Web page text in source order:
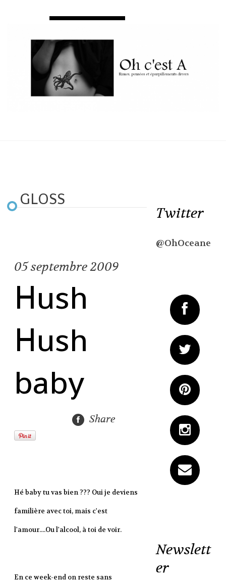
GLOSS
05septembre 2009
Hush
Hush
baby
Share
Hé baby tu vas bien ??? Oui je deviens
familière avec toi, mais c'est
l'amour....Ou l'alcool, à toi de voir.
En ce week-end on reste sans
Twitter
@OhOceane
Newslett
er